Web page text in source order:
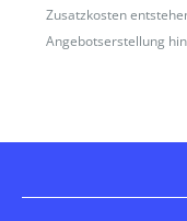
Zusatzkosten
Angebotserstellung